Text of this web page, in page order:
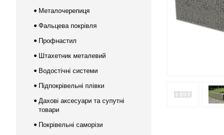
Металочерепиця
Фальцева покрівля
Профнастил
Штахетник металевий
Водостічні системи
Підпокрівельні плівки
Дахові аксесуари та супутні
товари
Покрівельні саморізи